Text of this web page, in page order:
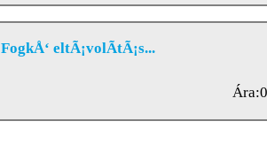
FogkÅ‘ eltÃ¡volÃ­tÃ¡s...